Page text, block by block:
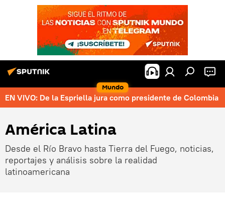
Mundo
EN VIVO: De la Espriella jura como presidente de Colombia
América Latina
Desde el Río Bravo hasta Tierra del Fuego, noticias,
reportajes y análisis sobre la realidad
latinoamericana